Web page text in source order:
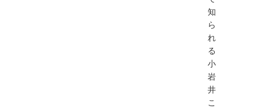
知
ら
れ
る
小
岩
井
こ